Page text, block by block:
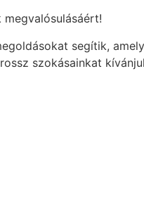
segítik,
szokásainkat